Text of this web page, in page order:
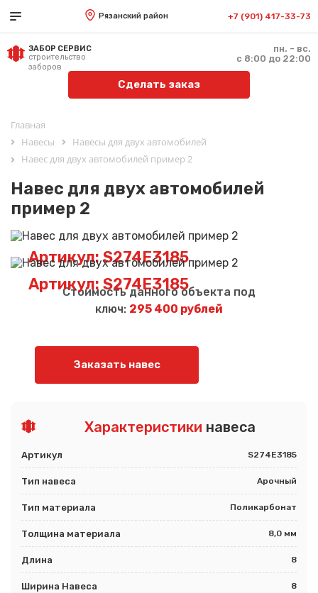
Рязанский район +7 (901) 417-33-73
ЗАБОР СЕРВИС
строительство
заборов
пн. - вс.
с 8:00 до 22:00
Сделать заказ
Главная
Навесы
Навесы для двух автомобилей
Навес для двух автомобилей пример 2
Навес для двух автомобилей
пример 2
Артикул: S274E3185
Артикул: S274E3185
Стоимость данного объекта под
ключ: 295 400 рублей
Заказать навес
Характеристики навеса
Артикул S274E3185
Тип навеса Арочный
Тип материала Поликарбонат
Толщина материала 8,0 мм
Длина 8
Ширина Навеса 8